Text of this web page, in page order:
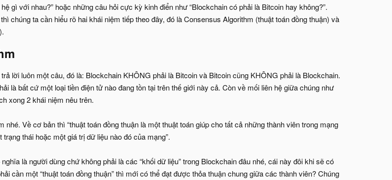
gì với nhau?” hoặc những câu hỏi cực kỳ kinh điển như “Blockchain có phải là Bitcoin hay không?”.
chúng ta cần hiểu rõ hai khái niệm tiếp theo đây, đó là Consensus Algorithm (thuật toán đồng thuận) và
lời luôn một câu, đó là: Blockchain KHÔNG phải là Bitcoin và Bitcoin cũng KHÔNG phải là Blockchain.
là bất cứ một loại tiền điện tử nào đang tồn tại trên thế giới này cả. Còn về mối liên hệ giữa chúng như
xong 2 khái niệm nêu trên.
nhé. Về cơ bản thì “thuật toán đồng thuận là một thuật toán giúp cho tất cả những thành viên trong mạng
thái hoặc một giá trị dữ liệu nào đó của mạng”.
là người dùng chứ không phải là các “khối dữ liệu” trong Blockchain đâu nhé, cái này đôi khi sẽ có
cần một “thuật toán đồng thuận” thì mới có thể đạt được thỏa thuận chung giữa các thành viên? Chúng